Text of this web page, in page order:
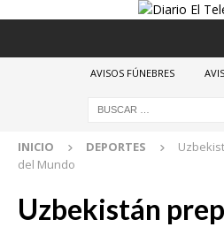
AVISOS FÚNEBRES
INICIO DEPORTES
del Mundo
Uzbekistán